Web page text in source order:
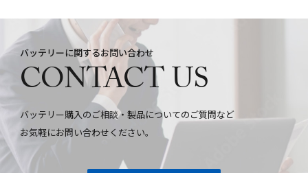
バッテリーに関するお問い合わせ
CONTACT US
バッテリー購入のご相談・製品についてのご質問など
お気軽にお問い合わせください。